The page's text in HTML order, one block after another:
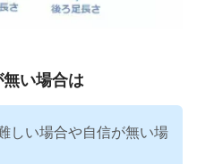
い場合は
しい場合や自信が無い場